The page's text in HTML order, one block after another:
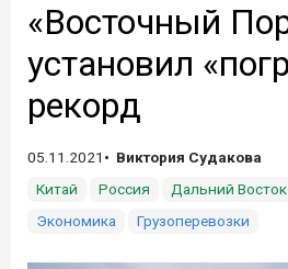
«Восточный
установил
рекорд
05.11.2021
Виктория Судакова
Китай
Россия
Дальний Восток
Экономика
Грузоперевозки